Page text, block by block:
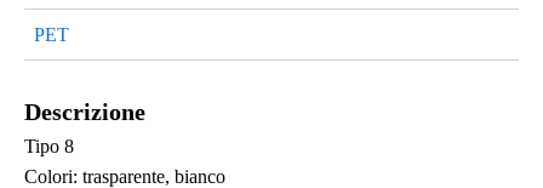
PET
Descrizione
Tipo 8
Colori: trasparente, bianco